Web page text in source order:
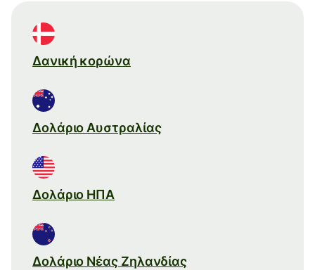
Δανική κορώνα
Δολάριο Αυστραλίας
Δολάριο ΗΠΑ
Δολάριο Νέας Ζηλανδίας